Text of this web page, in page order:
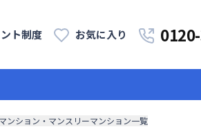
ト制度 お気に入り
ンション・マンスリーマンション一覧